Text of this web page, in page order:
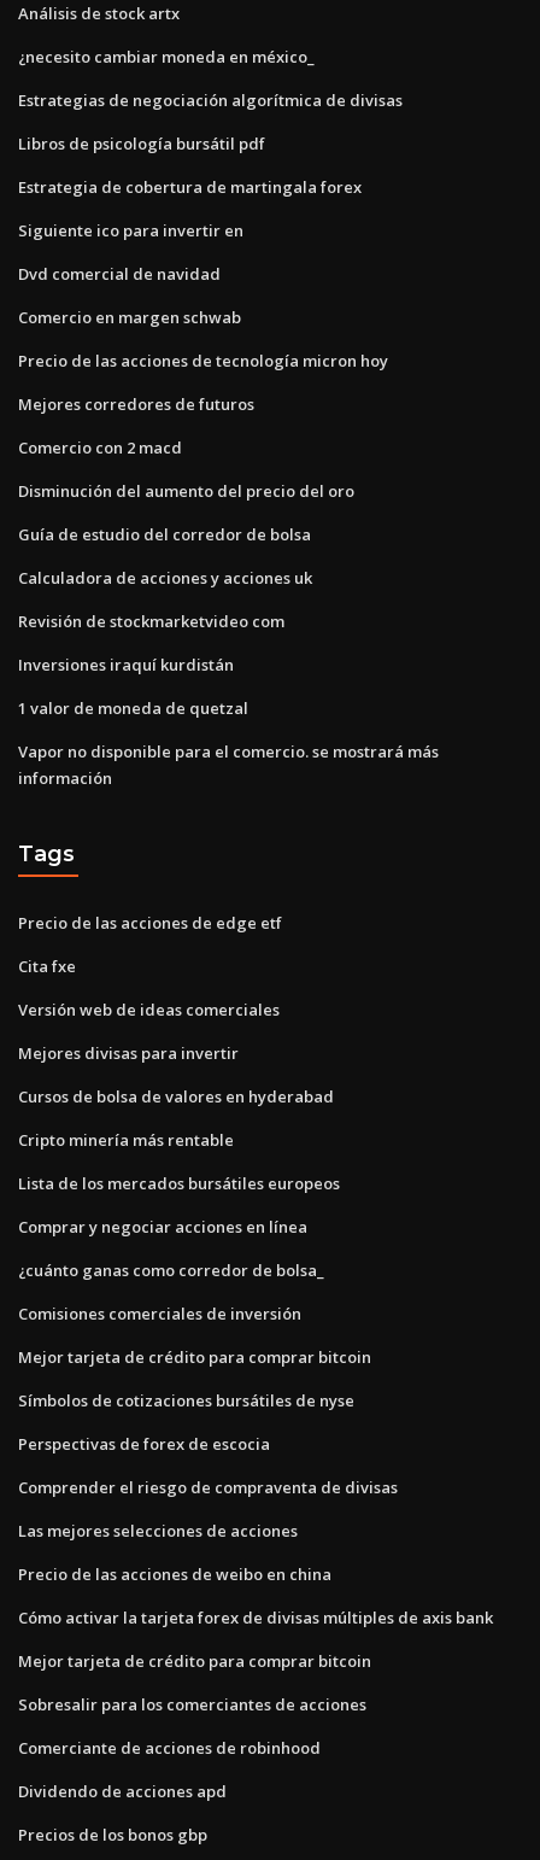
Análisis de stock artx
¿necesito cambiar moneda en méxico_
Estrategias de negociación algorítmica de divisas
Libros de psicología bursátil pdf
Estrategia de cobertura de martingala forex
Siguiente ico para invertir en
Dvd comercial de navidad
Comercio en margen schwab
Precio de las acciones de tecnología micron hoy
Mejores corredores de futuros
Comercio con 2 macd
Disminución del aumento del precio del oro
Guía de estudio del corredor de bolsa
Calculadora de acciones y acciones uk
Revisión de stockmarketvideo com
Inversiones iraquí kurdistán
1 valor de moneda de quetzal
Vapor no disponible para el comercio. se mostrará más
información
Tags
Precio de las acciones de edge etf
Cita fxe
Versión web de ideas comerciales
Mejores divisas para invertir
Cursos de bolsa de valores en hyderabad
Cripto minería más rentable
Lista de los mercados bursátiles europeos
Comprar y negociar acciones en línea
¿cuánto ganas como corredor de bolsa_
Comisiones comerciales de inversión
Mejor tarjeta de crédito para comprar bitcoin
Símbolos de cotizaciones bursátiles de nyse
Perspectivas de forex de escocia
Comprender el riesgo de compraventa de divisas
Las mejores selecciones de acciones
Precio de las acciones de weibo en china
Cómo activar la tarjeta forex de divisas múltiples de axis bank
Mejor tarjeta de crédito para comprar bitcoin
Sobresalir para los comerciantes de acciones
Comerciante de acciones de robinhood
Dividendo de acciones apd
Precios de los bonos gbp